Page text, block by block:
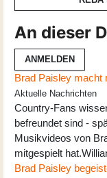
An dieser
ANMELDEN
Brad Paisley macht
Aktuelle Nachrichten
Country-Fans
befreundet sind -
Musikvideos von
mitgespielt
Brad Paisley